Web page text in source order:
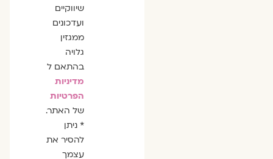
שיווקיים
ועדכונים
ממגזין
גלויה
בהתאם ל
מדיניות
הפרטיות
של האתר.
* ניתן
להסיר את
עצמך